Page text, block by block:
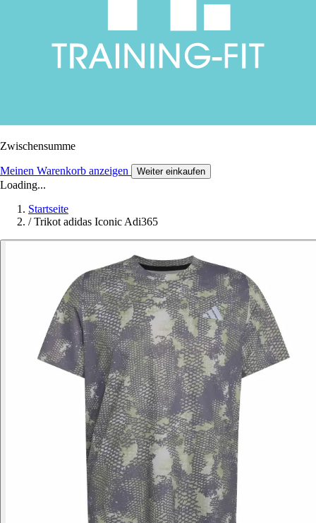
Zwischensumme
Meinen Warenkorb anzeigen Weiter einkaufen
Loading...
Startseite
/ Trikot adidas Iconic Adi365